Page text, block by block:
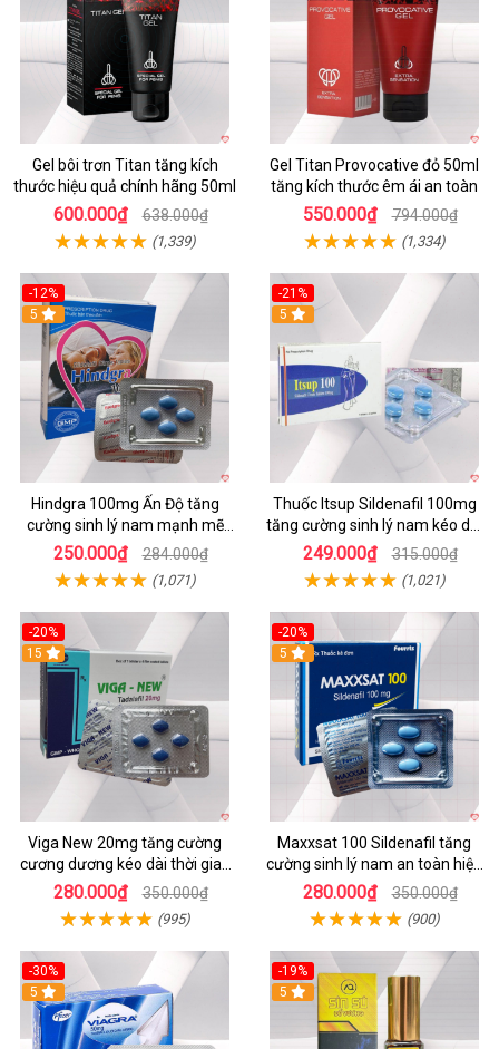
Gel bôi trơn Titan tăng kích
thước hiệu quả chính hãng 50ml
600.000₫ 638.000₫
(1,339)
Gel Titan Provocative đỏ 50ml
tăng kích thước êm ái an toàn
550.000₫ 794.000₫
(1,334)
-12%
5
Hindgra 100mg Ấn Độ tăng
cường sinh lý nam mạnh mẽ
chống xuất tinh sớm
250.000₫ 284.000₫
(1,071)
-21%
5
Thuốc Itsup Sildenafil 100mg
tăng cường sinh lý nam kéo dài
thời gian chất lượng
249.000₫ 315.000₫
(1,021)
-20%
15
Viga New 20mg tăng cường
cương dương kéo dài thời gian
quan hệ hộp 4 viên
280.000₫ 350.000₫
(995)
-20%
5
Maxxsat 100 Sildenafil tăng
cường sinh lý nam an toàn hiệu
quả
280.000₫ 350.000₫
(900)
-30%
5
-19%
5